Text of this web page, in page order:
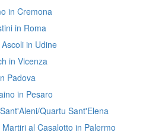
in Cremona
in Roma
in Udine
in Vicenza
Padova
in Pesaro
Quartu Sant'Elena
al Casalotto in Palermo